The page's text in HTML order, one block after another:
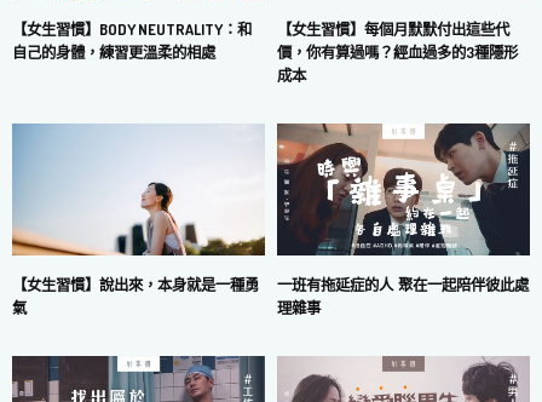
【女生習慣】BODY NEUTRALITY：和
自己的身體，練習更溫柔的相處
【女生習慣】每個月默默付出這些代
價，你有算過嗎？經血過多的3種隱形
成本
【女生習慣】說出來，本身就是一種勇
氣
一班有拖延症的人 聚在一起陪伴彼此處
理雜事